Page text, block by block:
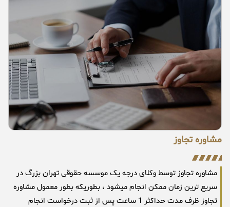
مشاوره تجاوز
مشاوره تجاوز توسط وکلای درجه یک موسسه حقوقی تهران بزرگ در
سریع ترین زمان ممکن انجام میشود ، بطوریکه بطور معمول مشاوره
تجاوز ظرف مدت حداکثر 1 ساعت پس از ثبت درخواست انجام